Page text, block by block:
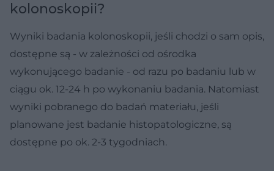
kolonoskopii?
Wyniki badania kolonoskopii, jeśli chodzi o sam opis,
dostępne są - w zależności od ośrodka
wykonującego badanie - od razu po badaniu lub w
ciągu ok. 12-24 h po wykonaniu badania. Natomiast
wyniki pobranego do badań materiału, jeśli
planowane jest badanie histopatologiczne, są
dostępne po ok. 2-3 tygodniach.